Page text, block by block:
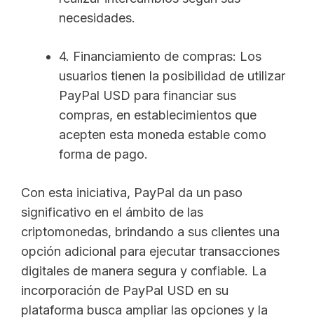
necesidades.
4. Financiamiento de compras: Los
usuarios tienen la posibilidad de utilizar
PayPal USD para financiar sus
compras, en establecimientos que
acepten esta moneda estable como
forma de pago.
Con esta iniciativa, PayPal da un paso
significativo en el ámbito de las
criptomonedas, brindando a sus clientes una
opción adicional para ejecutar transacciones
digitales de manera segura y confiable. La
incorporación de PayPal USD en su
plataforma busca ampliar las opciones y la